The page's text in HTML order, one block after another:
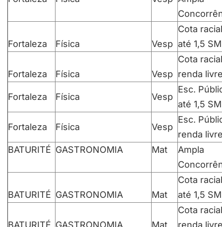
Fortaleza Física Vesp
Cota racial
até 1,5 SM
Fortaleza Física Vesp
Cota racial
renda
Fortaleza Física Vesp
Esc.
até 1,5 SM
Fortaleza Física Vesp
Esc.
renda
BATURITÉ GASTRONOMIA Mat
Ampla
BATURITÉ GASTRONOMIA Mat
Cota racial
até 1,5 SM
BATURITÉ GASTRONOMIA Mat
Cota racial
renda